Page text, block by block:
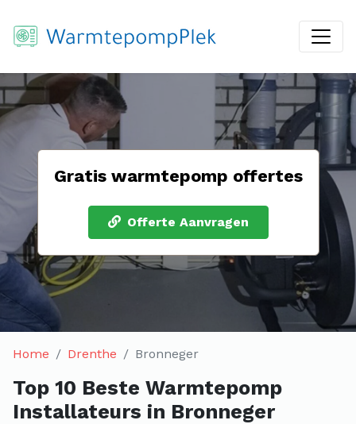
Gratis warmtepomp offertes
Offerte Aanvragen
Home Drenthe Bronneger
Top 10 Beste Warmtepomp
Installateurs in Bronneger